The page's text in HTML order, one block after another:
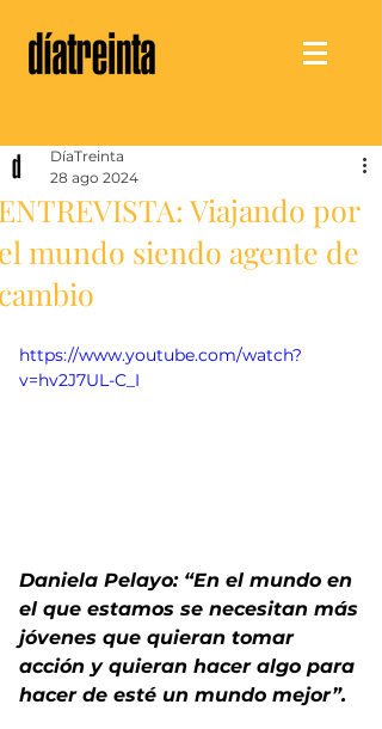
Viajando por
mundo siendo agente de
DíaTreinta
28 ago 2024
https://www.youtube.com/watch?
v=hv2J7UL-C_I
Daniela Pelayo: “En el mundo en
el que estamos se necesitan más
jóvenes que quieran tomar
acción y quieran hacer algo para
hacer de esté un mundo mejor”.